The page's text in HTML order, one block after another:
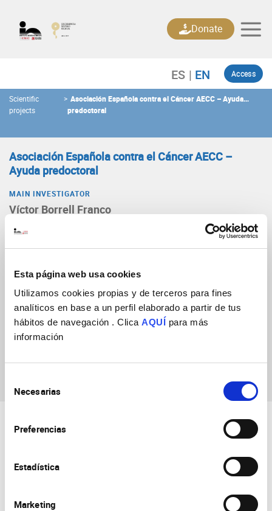
Esta página web usa cookies
Utilizamos cookies propias y de terceros para fines
analíticos en base a un perfil elaborado a partir de tus
hábitos de navegación . Clica AQUÍ para más
información
Necesarias
Preferencias
Estadística
Marketing
content
Access
Donate
Scientific
projects
> Asociación Española contra el Cáncer AECC – Ayuda
predoctoral
Asociación Española contra el Cáncer AECC –
Ayuda predoctoral
MAIN INVESTIGATOR
Víctor Borrell Franco
TypeProyecto de investigación
ASOCIACIÓN ESPAÑOLA CONTRA EL CÁNCER -AECC- Y
UNIVERSIDAD MIGUEL HERNANDEZ DE ELCHE
Start date01/10/2025
End date01/10/2028